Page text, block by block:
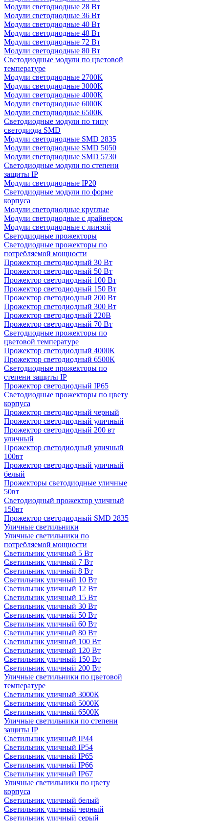
Модули светодиодные 28 Вт
Модули светодиодные 36 Вт
Модули светодиодные 40 Вт
Модули светодиодные 48 Вт
Модули светодиодные 72 Вт
Модули светодиодные 80 Вт
Светодиодные модули по цветовой
температуре
Модули светодиодные 2700К
Модули светодиодные 3000К
Модули светодиодные 4000К
Модули светодиодные 6000К
Модули светодиодные 6500К
Светодиодные модули по типу
светодиода SMD
Модули светодиодные SMD 2835
Модули светодиодные SMD 5050
Модули светодиодные SMD 5730
Светодиодные модули по степени
защиты IP
Модули светодиодные IP20
Светодиодные модули по форме
корпуса
Модули светодиодные круглые
Модули светодиодные с драйвером
Модули светодиодные с линзой
Светодиодные прожекторы
Светодиодные прожекторы по
потребляемой мощности
Прожектор светодиодный 30 Вт
Прожектор светодиодный 50 Вт
Прожектор светодиодный 100 Вт
Прожектор светодиодный 150 Вт
Прожектор светодиодный 200 Вт
Прожектор светодиодный 300 Вт
Прожектор светодиодный 220В
Прожектор светодиодный 70 Вт
Светодиодные прожекторы по
цветовой температуре
Прожектор светодиодный 4000К
Прожектор светодиодный 6500К
Светодиодные прожекторы по
степени защиты IP
Прожектор светодиодный IP65
Светодиодные прожекторы по цвету
корпуса
Прожектор светодиодный черный
Прожектор светодиодный уличный
Прожектор светодиодный 200 вт
уличный
Прожектор светодиодный уличный
100вт
Прожектор светодиодный уличный
белый
Прожекторы светодиодные уличные
50вт
Светодиодный прожектор уличный
150вт
Прожектор светодиодный SMD 2835
Уличные светильники
Уличные светильники по
потребляемой мощности
Светильник уличный 5 Вт
Светильник уличный 7 Вт
Светильник уличный 8 Вт
Светильник уличный 10 Вт
Светильник уличный 12 Вт
Светильник уличный 15 Вт
Светильник уличный 30 Вт
Светильник уличный 50 Вт
Светильник уличный 60 Вт
Светильник уличный 80 Вт
Светильник уличный 100 Вт
Светильник уличный 120 Вт
Светильник уличный 150 Вт
Светильник уличный 200 Вт
Уличные светильники по цветовой
температуре
Cветильник уличный 3000К
Cветильник уличный 5000К
Cветильник уличный 6500К
Уличные светильники по степени
защиты IP
Светильник уличный IP44
Светильник уличный IP54
Светильник уличный IP65
Светильник уличный IP66
Светильник уличный IP67
Уличные светильники по цвету
корпуса
Светильник уличный белый
Светильник уличный черный
Светильник уличный серый